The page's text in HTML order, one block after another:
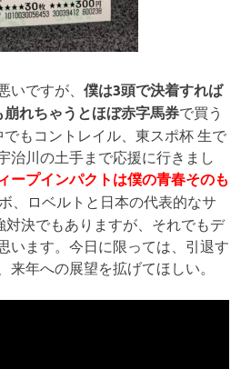
いですが、 僕は3頭で決着すれば
れちゃうとほぼ赤字馬券で買う
もコントレイル、東スポ杯 生で
治川の土手まで応援に行きまし
ープインパクトは僕の青春そのも
ボ、ロベルトと日本の代表的なサ
対決でもありますが、それでもデ
います。今日に限っては、 引退す
来年への展望を拡げてほしい。